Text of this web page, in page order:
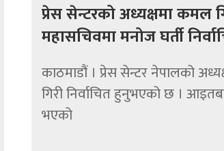
प्रेस सेन्टरको अध्यक्षमा कमल
महासचिवमा मनोज घर्ती
काठमाडौं । प्रेस सेन्टर नेपालको
गिरी निर्वाचित हुनुभएको छ ।
भएको